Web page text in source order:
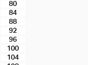
80
84
88
92
96
100
104